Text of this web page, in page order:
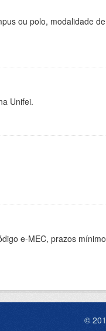
ou polo, modalidade
Unifei.
e-MEC, prazos
©